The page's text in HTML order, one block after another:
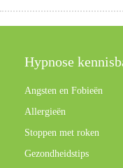
Hypnose
Angsten en Fobieën
Allergieën
Stoppen met roken
Gezondheidstips